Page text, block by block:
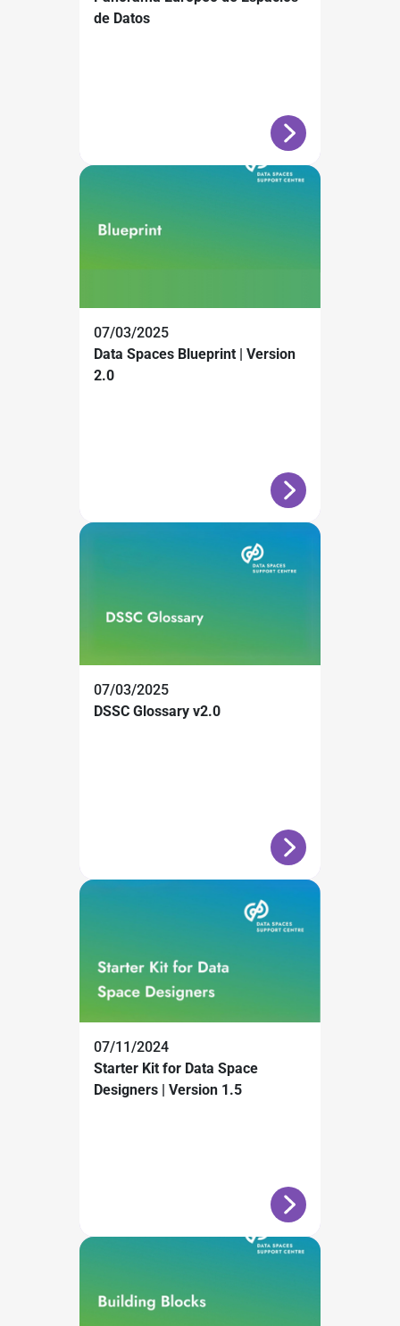
de Datos
07/03/2025
Data Spaces Blueprint | Version
2.0
07/03/2025
DSSC Glossary v2.0
07/11/2024
Starter Kit for Data Space
Designers | Version 1.5